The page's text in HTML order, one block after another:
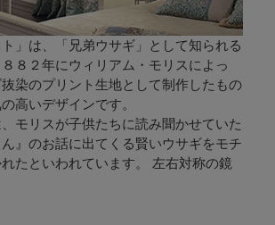
〈11〉
量を〈20〉と入力してください
をご指定いただくことはできません
、柄のリピート寸法や柄寸法）は生産ロットにより、
ありますので、あくまで目安としてご覧ください
ません
のカット販売となります
ト」は、「兄弟ウサギ」として知られる
８２年にウィリアム・モリスによっ
染のプリント生地として制作したもの
高いデザインです。
モリスが子供たちに読み聞かせていた
ん』のお話に出てくる賢いウサギをモチ
たといわれています。 左右対称の鏡